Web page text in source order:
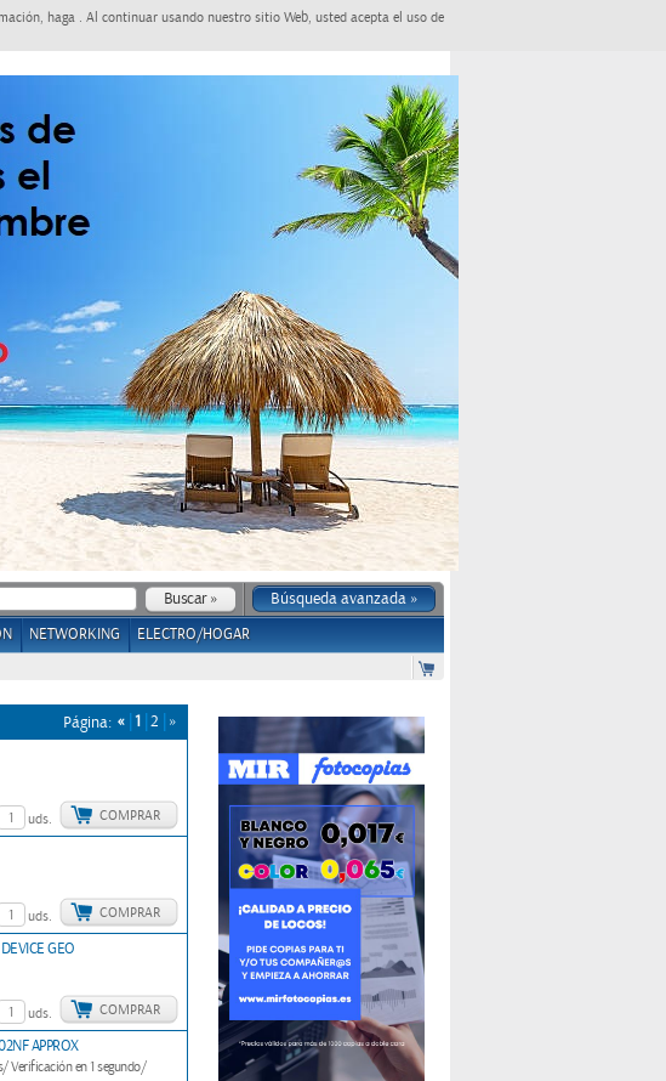
haga . Al continuar usando nuestro sitio Web, usted acepta el uso de
Búsqueda avanzada »
NETWORKING ELECTRO/HOGAR
Página: « 1 2 »
uds. COMPRAR
uds. COMPRAR
GEO
uds. COMPRAR
APPROX
Verificación en 1 segundo/